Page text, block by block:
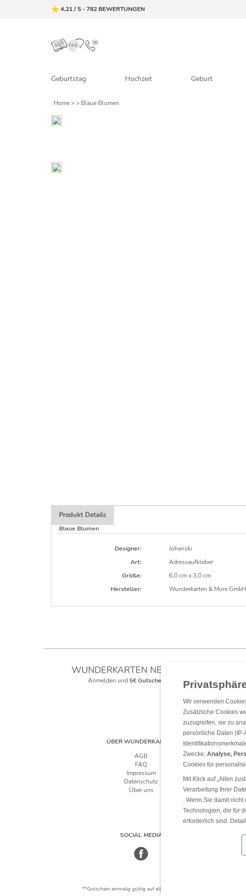
4,21/ 5-782 BEWERTUNGEN
Geburtstag Hochzeit Geburt
Home>> Blaue Blumen
Produkt Details
Blaue Blumen
Designer:
Johanski
Art:
Adressaufkleber
Größe:
6,0 cm x 3,0 cm
Hersteller:
Wunderkarten & More GmbH
WUNDERKARTEN NEWSLETTER
Anmelden und 5€ Gutschein ** sichern!
ÜBER WUNDERKARTEN
AGB
FAQ
Impressum
Datenschutz
Über uns
SOCIAL MEDIA
**Gutschein einmalig gültig auf alle Produkte auf wunderkarten.de.
Wir verwenden
Zusätzliche Cookies
zuzugreifen, sie zu
persönliche Daten
Zwecke: Analyse,
Cookies für
Mit Klick auf „Allen
Verarbeitung Ihrer
. Wenn Sie damit
Technologien, die für
erforderlich sind.